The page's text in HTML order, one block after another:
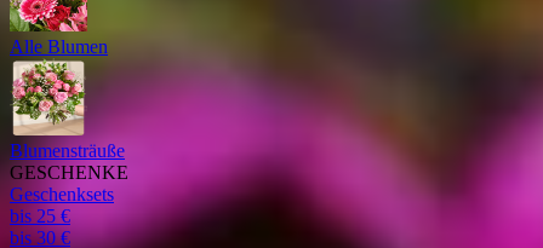
Alle Blumen
Blumensträuße
GESCHENKE
Geschenksets
bis 25 €
bis 30 €